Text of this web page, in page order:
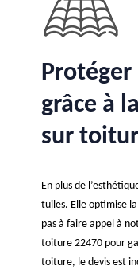
grâce à
sur
En plus de
tuiles. Elle optimise
pas à faire appel à
toiture 22470 pour
toiture, le devis est